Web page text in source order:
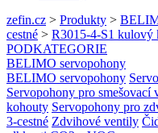
zefin.cz > Produkty >
cestné > R3015-4-S1 kulový
PODKATEGORIE
BELIMO servopohony
BELIMO servopohony
Servopohony pro smešovací
kohouty Servopohony pro
3-cestné Zdvihové ventily